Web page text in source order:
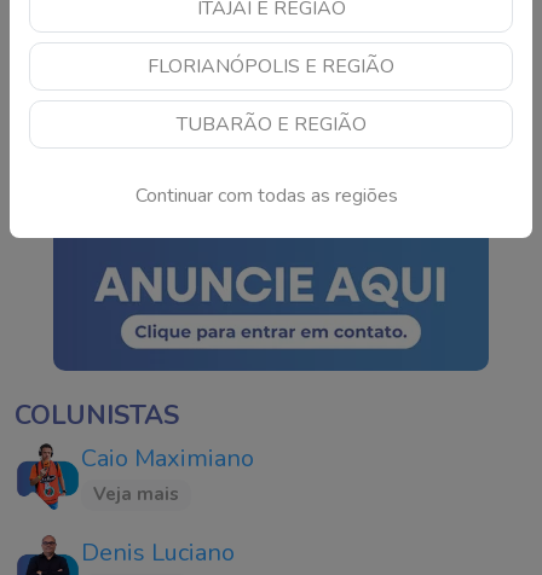
ITAJAÍ E REGIÃO
FLORIANÓPOLIS E REGIÃO
TUBARÃO E REGIÃO
Continuar com todas as regiões
TSE cria conselho para
monitorar IA e fake news
nas eleições de 2026
Continue lendo
COLUNISTAS
Caio Maximiano
Veja mais
Denis Luciano